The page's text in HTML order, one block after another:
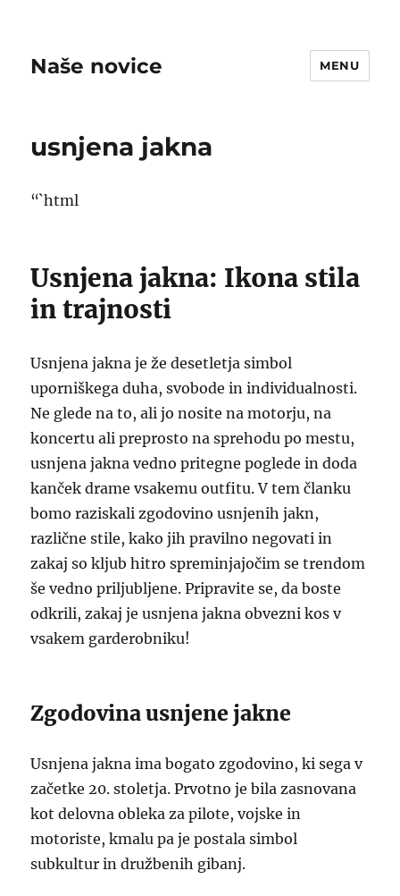
Naše novice MENU
usnjena jakna
“`html
Usnjena jakna: Ikona stila
in trajnosti
Usnjena jakna je že desetletja simbol
uporniškega duha, svobode in individualnosti.
Ne glede na to, ali jo nosite na motorju, na
koncertu ali preprosto na sprehodu po mestu,
usnjena jakna vedno pritegne poglede in doda
kanček drame vsakemu outfitu. V tem članku
bomo raziskali zgodovino usnjenih jakn,
različne stile, kako jih pravilno negovati in
zakaj so kljub hitro spreminjajočim se trendom
še vedno priljubljene. Pripravite se, da boste
odkrili, zakaj je usnjena jakna obvezni kos v
vsakem garderobniku!
Zgodovina usnjene jakne
Usnjena jakna ima bogato zgodovino, ki sega v
začetke 20. stoletja. Prvotno je bila zasnovana
kot delovna obleka za pilote, vojske in
motoriste, kmalu pa je postala simbol
subkultur in družbenih gibanj.